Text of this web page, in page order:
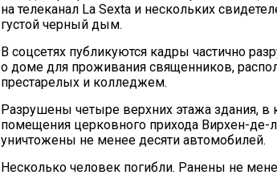
на телеканал La Sexta и нескольких
густой черный дым.
В соцсетях публикуются кадры частично
о доме для проживания священников,
престарелых и колледжем.
Разрушены четыре верхних этажа здания,
помещения церковного прихода Вирхен-
уничтожены не менее десяти автомобилей.
Несколько человек погибли. Ранены не